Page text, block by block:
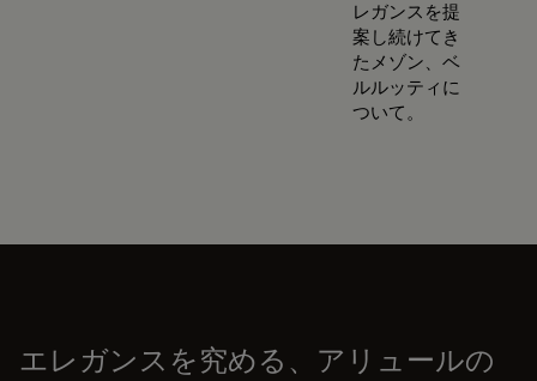
レガンスを提
案し続けてき
たメゾン、ベ
ルルッティに
ついて。
エレガンスを究める、アリュールの